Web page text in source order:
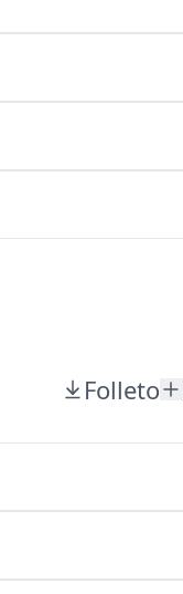
Folleto